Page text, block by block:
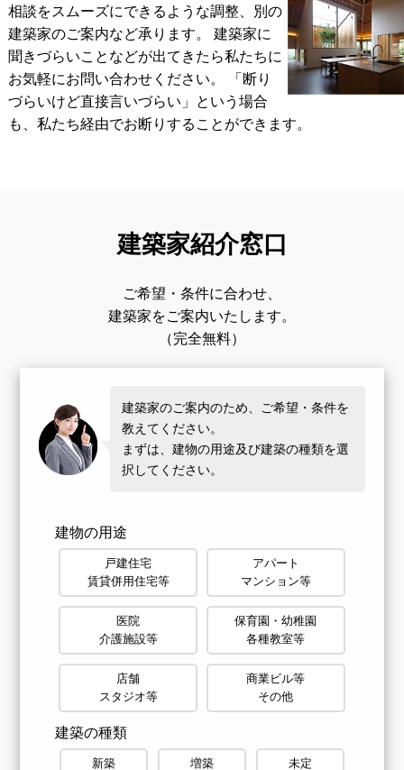
相談をスムーズにできるような調整、別の
建築家のご案内など承ります。
建築家に
聞きづらいことなどが出てきたら私たちに
お気軽にお問い合わせください。
「断り
づらいけど直接言いづらい」という場合
も、私たち経由でお断りすることができます。
建築家紹介窓口
ご希望・条件に合わせ、
建築家をご案内いたします。
（完全無料）
建築家のご案内のため、ご希望・条件を
教えてください。
まずは、建物の用途及び建築の種類を選
択してください。
建物の用途
戸建住宅
賃貸併用住宅等
アパート
マンション等
医院
介護施設等
保育園・幼稚園
各種教室等
店舗
スタジオ等
商業ビル等
その他
建築の種類
新築 増築 未定